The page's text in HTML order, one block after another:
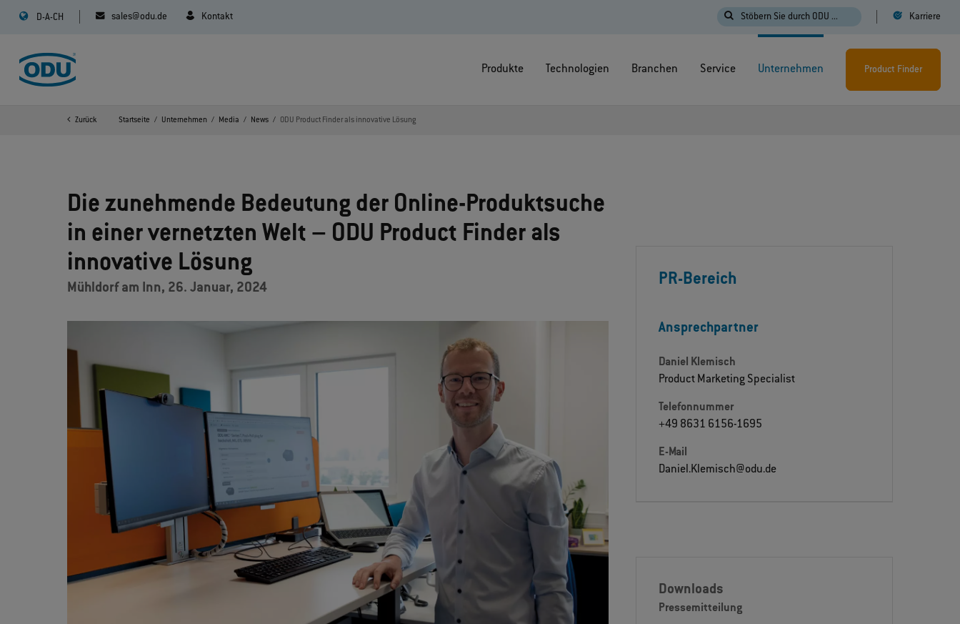
D-A-CH sales@odu.de Kontakt Stöbern Sie durch ODU ... Karriere
Produkte Technologien Branchen Service Unternehmen Product Finder
Zurück Startseite Unternehmen Media News ODU Product Finder als innovative Lösung
Die zunehmende Bedeutung der Online-Produktsuche
in einer vernetzten Welt – ODU Product Finder als
innovative Lösung
Mühldorf am Inn, 26. Januar, 2024 PR-Bereich
Ansprechpartner
Daniel Klemisch
Product Marketing Specialist
Telefonnummer
+49 8631 6156-1695
E-Mail
Daniel.Klemisch@odu.de
Downloads
Pressemitteilung